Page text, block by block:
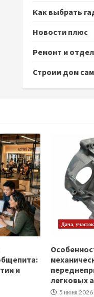
Как выбрать
Новости плюс
Ремонт и
Строим дом
и
Дача, участок
легковых
5 июня 2026